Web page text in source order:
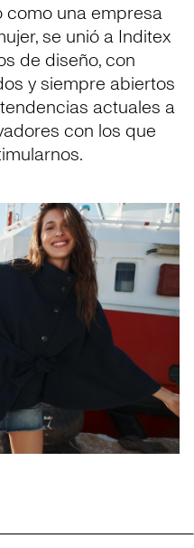
como una empresa
se unió a Inditex
de diseño, con
y siempre abiertos
actuales a
con los que